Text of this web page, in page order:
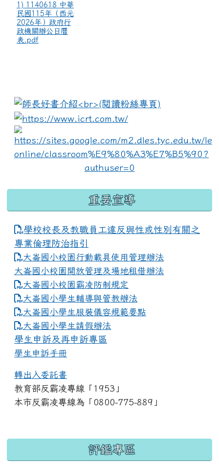
1) 1140618 中華
民國115年（西元
2026年）政府行
政機關辦公日曆
表.pdf
link to https://
重要宣導
學校校長及教職員工違反與性或性別有關之
專業倫理防治指引
大崙國小校園行動載具使用管理辦法
大崙國小校園開放管理及場地租借辦法
大崙國小校園霸凌防制規定
大崙國小學生輔導與管教辦法
大崙國小學生服裝儀容規範要點
link to https://www.dles.tyc.edu.tw/uploads/
大崙國小學生請假辦法
學生申訴及再申訴專區
學生申訴手冊
轉出入委託書
教育部反霸凌專線「1953」
本市反霸凌專線為「0800-775-889」
:::
評鑑專區